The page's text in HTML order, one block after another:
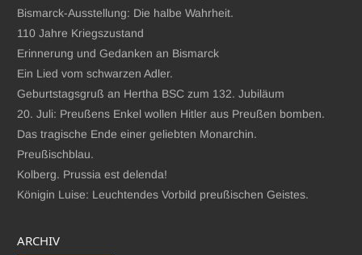
Bismarck-Ausstellung: Die halbe Wahrheit.
110 Jahre Kriegszustand
Erinnerung und Gedanken an Bismarck
Ein Lied vom schwarzen Adler.
Geburtstagsgruß an Hertha BSC zum 132. Jubiläum
20. Juli: Preußens Enkel wollen Hitler aus Preußen bomben.
Das tragische Ende einer geliebten Monarchin.
Preußischblau.
Kolberg. Prussia est delenda!
Königin Luise: Leuchtendes Vorbild preußischen Geistes.
ARCHIV